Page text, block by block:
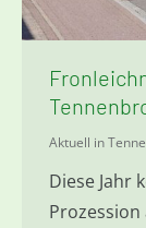
Aktuell in
Diese Jahr